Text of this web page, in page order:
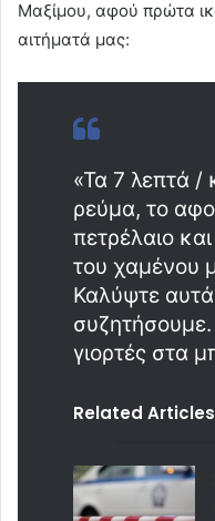
Μαξίμου, αφού πρώτα
αιτήματά μας:
«Τα 7 λεπτά /
ρεύμα, το
πετρέλαιο
του χαμένου
Καλύψτε αυτά
γιορτές στα
Related Articles